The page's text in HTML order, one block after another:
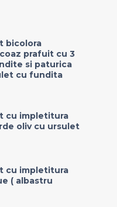
bicolora
prafuit cu 3
si paturica
cu fundita
cu impletitura
oliv cu ursulet
cu impletitura
( albastru